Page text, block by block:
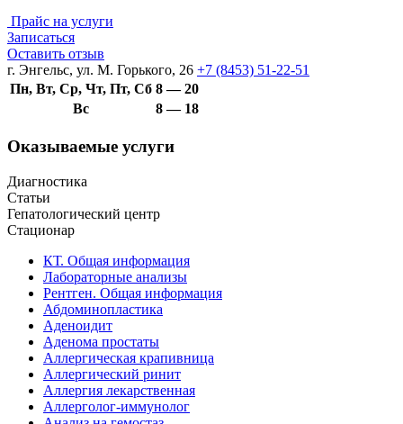
Прайс на услуги
Записаться
Оставить отзыв
г. Энгельс, ул. М. Горького, 26 +7 (8453) 51-22-51
Пн, Вт, Ср, Чт, Пт, Сб 8 — 20
Вс
8 — 18
Оказываемые услуги
Диагностика
Статьи
Гепатологический центр
Стационар
КТ. Общая информация
Лабораторные анализы
Рентген. Общая информация
Абдоминопластика
Аденоидит
Аденома простаты
Аллергическая крапивница
Аллергический ринит
Аллергия лекарственная
Аллерголог-иммунолог